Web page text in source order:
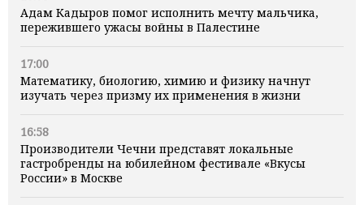
Адам Кадыров помог исполнить мечту мальчика,
пережившего ужасы войны в Палестине
17:00
Математику, биологию, химию и физику начнут
изучать через призму их применения в жизни
16:58
Производители Чечни представят локальные
гастробренды на юбилейном фестивале «Вкусы
России» в Москве